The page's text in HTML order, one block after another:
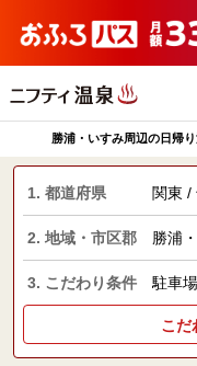
勝浦・いすみ周辺の日帰
1. 都道府県 関東 /
2. 地域・市区郡 勝浦
3. こだわり条件 駐車
こだ